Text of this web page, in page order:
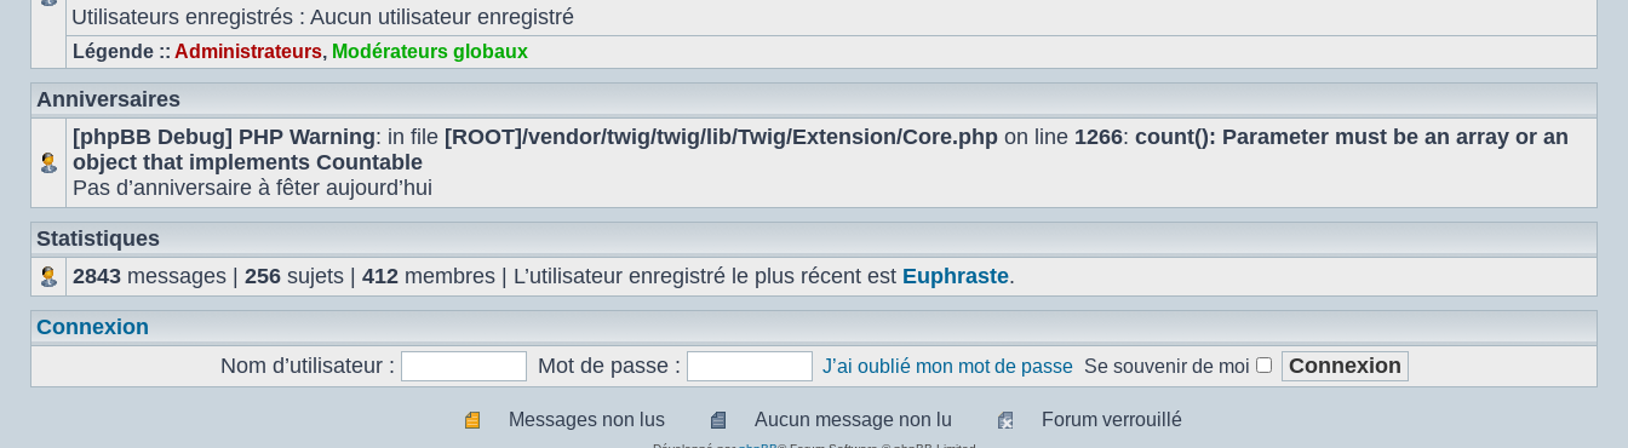
Utilisateurs enregistrés : Aucun utilisateur enregistré
Légende :: Administrateurs, Modérateurs globaux
Anniversaires
[phpBB Debug] PHP Warning: in file [ROOT]/vendor/twig/twig/lib/Twig/Extension/Core.php on line 1266: count(): Parameter must be an array or an
object that implements Countable
Pas d’anniversaire à fêter aujourd’hui
Statistiques
2843 messages | 256 sujets | 412 membres | L’utilisateur enregistré le plus récent est Euphraste.
Connexion
Nom d’utilisateur :
Mot de passe : J’ai oublié mon mot de passe Se souvenir de moi
Messages non lus
Aucun message non lu
Forum verrouillé